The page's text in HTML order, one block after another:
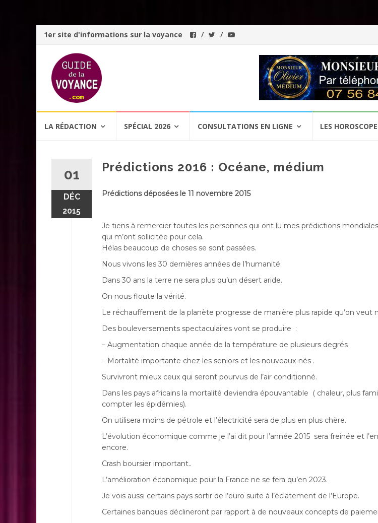
1er site d'informations sur la voyance
LA RÉDACTION SPÉCIAL 2026 CONSULTATIONS EN LIGNE LES
01
DÉC
2015
Prédictions 2016 : Océane, médium
Prédictions déposées le 11 novembre 2015
Je tiens à remercier toutes les personnes qui ont lu mes prédictions mondiales
qui m’ont sollicitée pour cela.
Hélas beaucoup de choses se sont passées.
Nous vivons les 30 dernières années de l’humanité.
Dans 30 ans la terre ne sera plus qu’un désert aride.
On nous floute la vérité.
Le réchauffement de la planète progresse de manière plus rapide qu’on veut
Des bouleversements spectaculaires vont se produire :
– Augmentation chaque année de la température de plusieurs degrés
– Mortalité importante chez les seniors et les nouveaux-nés .
Survivront mieux ceux qui seront pourvus de l’air conditionné.
Dans les pays africains la mortalité deviendra épouvantable ( chaleur, plus
compter les épidémies).
On utilisera moins de pétrole et l’électricité sera de plus en plus chère.
L’évolution économique comme je l’ai dit pour l’année 2015 sera freinée et
encore.
Crash boursier important..
L’amélioration économique pour la France ne se fera qu’en 2023.
Je vois aussi certains pays sortir de l’euro suite à l’éclatement de l’Europe.
Certaines banques déclineront par rapport à de nouveaux concepts de